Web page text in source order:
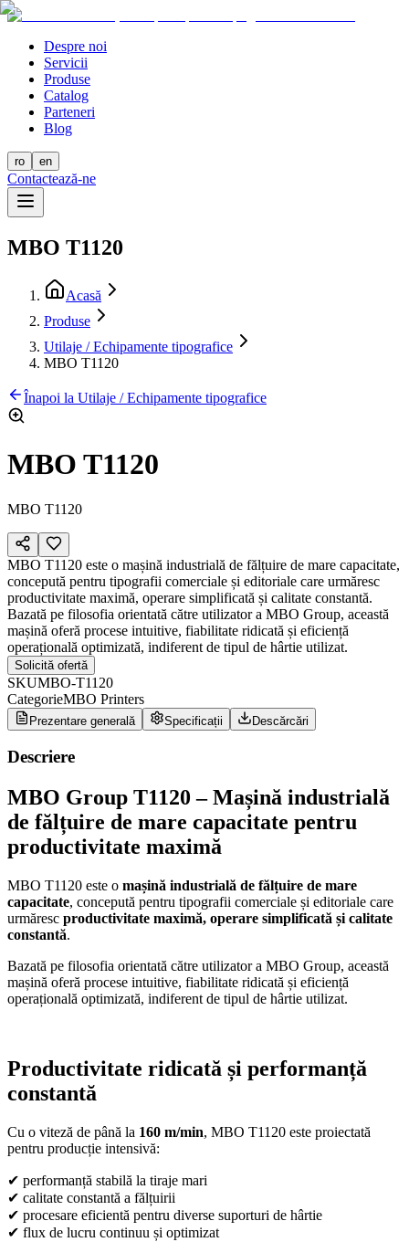
Despre noi
Servicii
Produse
Catalog
Parteneri
Blog
ro en
Contactează-ne
MBO T1120
Acasă
Produse
Utilaje / Echipamente tipografice
MBO T1120
Înapoi la Utilaje / Echipamente tipografice
MBO T1120
MBO T1120
MBO T1120 este o mașină industrială de fălțuire de mare capacitate,
concepută pentru tipografii comerciale și editoriale care urmăresc
productivitate maximă, operare simplificată și calitate constantă.
Bazată pe filosofia orientată către utilizator a MBO Group, această
mașină oferă procese intuitive, fiabilitate ridicată și eficiență
operațională optimizată, indiferent de tipul de hârtie utilizat.
Solicită ofertă
SKUMBO-T1120
CategorieMBO Printers
Prezentare generală Specificații Descărcări
Descriere
MBO Group T1120 – Mașină industrială
de fălțuire de mare capacitate pentru
productivitate maximă
MBO T1120 este o mașină industrială de fălțuire de mare
capacitate, concepută pentru tipografii comerciale și editoriale care
urmăresc productivitate maximă, operare simplificată și calitate
constantă.
Bazată pe filosofia orientată către utilizator a MBO Group, această
mașină oferă procese intuitive, fiabilitate ridicată și eficiență
operațională optimizată, indiferent de tipul de hârtie utilizat.
Productivitate ridicată și performanță
constantă
Cu o viteză de până la 160 m/min, MBO T1120 este proiectată
pentru producție intensivă:
✔ performanță stabilă la tiraje mari
✔ calitate constantă a fălțuirii
✔ procesare eficientă pentru diverse suporturi de hârtie
✔ flux de lucru continuu și optimizat